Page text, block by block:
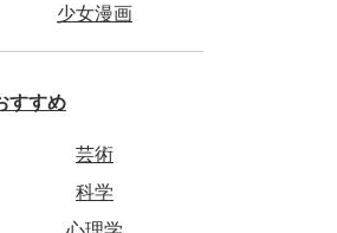
少女漫画
すすめ
芸術
科学